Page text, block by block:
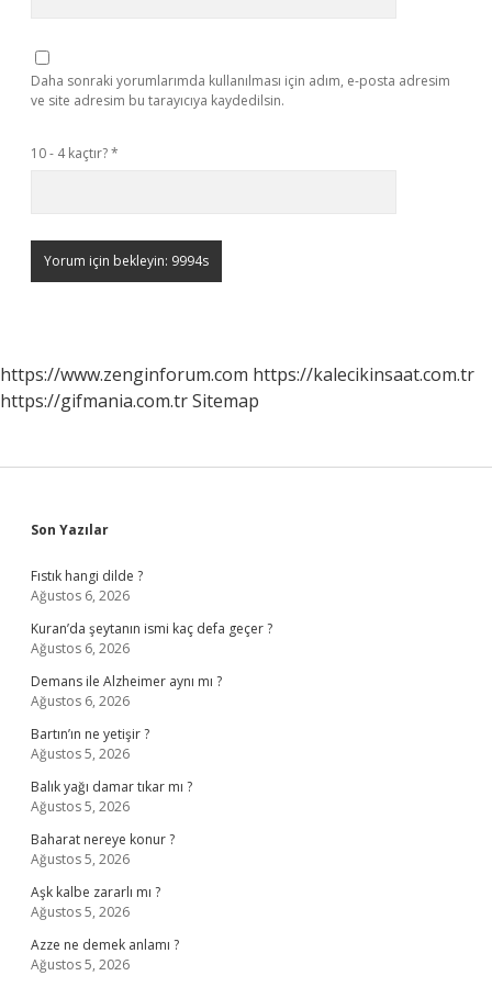
Daha sonraki yorumlarımda kullanılması için adım, e-posta adresim
ve site adresim bu tarayıcıya kaydedilsin.
10 - 4 kaçtır?*
https://www.zenginforum.com https://kalecikinsaat.com.tr
https://gifmania.com.trSitemap
Sidebar
Son Yazılar
Fıstık hangi dilde ?
Ağustos 6, 2026
Kuran’da şeytanın ismi kaç defa geçer ?
Ağustos 6, 2026
Demans ile Alzheimer aynı mı ?
Ağustos 6, 2026
Bartın’ın ne yetişir ?
Ağustos 5, 2026
Balık yağı damar tıkar mı ?
Ağustos 5, 2026
Baharat nereye konur ?
Ağustos 5, 2026
Aşk kalbe zararlı mı ?
Ağustos 5, 2026
Azze ne demek anlamı ?
Ağustos 5, 2026